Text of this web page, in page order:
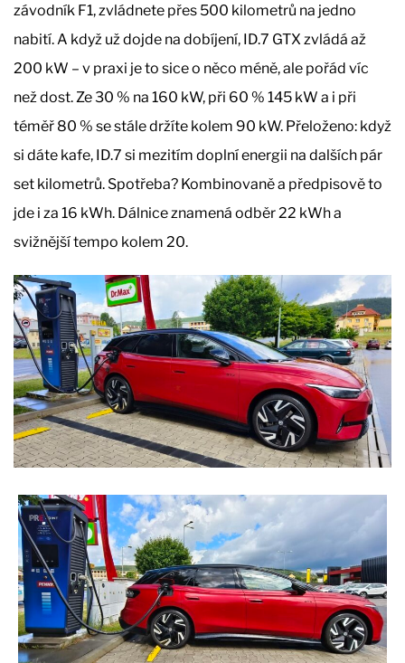
závodník F1, zvládnete přes 500 kilometrů na jedno
nabití. A když už dojde na dobíjení, ID.7 GTX zvládá až
200 kW – v praxi je to sice o něco méně, ale pořád víc
než dost. Ze 30 % na 160 kW, při 60 % 145 kW a i při
téměř 80 % se stále držíte kolem 90 kW. Přeloženo: když
si dáte kafe, ID.7 si mezitím doplní energii na dalších pár
set kilometrů. Spotřeba? Kombinovaně a předpisově to
jde i za 16 kWh. Dálnice znamená odběr 22 kWh a
svižnější tempo kolem 20.